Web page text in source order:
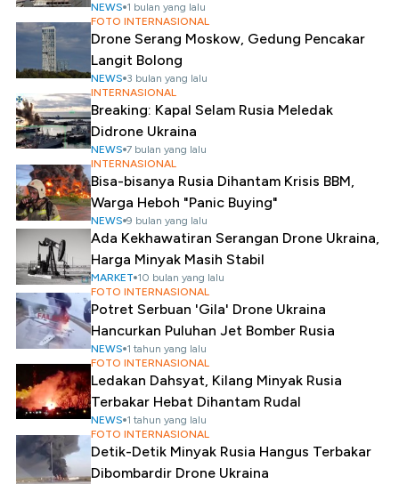
NEWS 1 bulan yang lalu
FOTO INTERNASIONAL
Drone Serang Moskow, Gedung Pencakar
Langit Bolong
NEWS 3 bulan yang lalu
INTERNASIONAL
Breaking: Kapal Selam Rusia Meledak
Didrone Ukraina
NEWS 7 bulan yang lalu
INTERNASIONAL
Bisa-bisanya Rusia Dihantam Krisis BBM,
Warga Heboh "Panic Buying"
NEWS 9 bulan yang lalu
Ada Kekhawatiran Serangan Drone Ukraina,
Harga Minyak Masih Stabil
MARKET 10 bulan yang lalu
FOTO INTERNASIONAL
Potret Serbuan 'Gila' Drone Ukraina
Hancurkan Puluhan Jet Bomber Rusia
NEWS 1 tahun yang lalu
FOTO INTERNASIONAL
Ledakan Dahsyat, Kilang Minyak Rusia
Terbakar Hebat Dihantam Rudal
NEWS 1 tahun yang lalu
FOTO INTERNASIONAL
Detik-Detik Minyak Rusia Hangus Terbakar
Dibombardir Drone Ukraina